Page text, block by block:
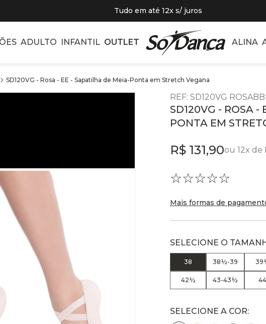
Tudo em até 12x s/ juros
ADULTO INFANTIL OUTLET ALINA
SD120VG - Rosa - EE - Sapatilha de Meia-Ponta em Stretch Vegana
REF: SD120VG ROSABB
SD120VG - ROSA -
PONTA EM
R$ 131,90ou 12x de
☆☆☆☆☆
Mais formas de
38 38½-39
42½ 43-43½ 44
SELECIONE A COR: